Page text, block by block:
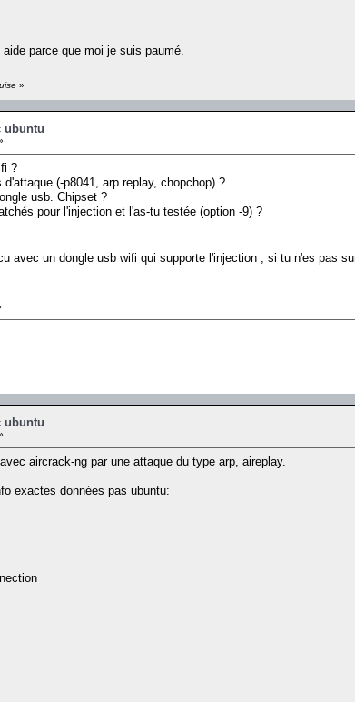
parce que moi je suis paumé.
»
ubuntu
?
(-p8041, arp replay, chopchop) ?
usb. Chipset ?
pour l'injection et l'as-tu testée (option -9) ?
avec un dongle usb wifi qui supporte l'injection , si tu n'es pas
ubuntu
aircrack-ng par une attaque du type arp, aireplay.
exactes données pas ubuntu: